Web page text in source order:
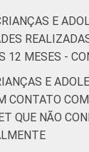
Mais
SM
Não
Não
E
12 MESES -
E
CONTATO
QUE NÃO